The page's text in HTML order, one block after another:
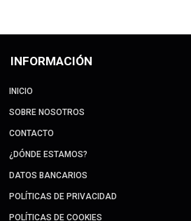
INFORMACIÓN
INICIO
SOBRE NOSOTROS
CONTACTO
¿DÓNDE ESTAMOS?
DATOS BANCARIOS
POLÍTICAS DE PRIVACIDAD
POLÍTICAS DE COOKIES